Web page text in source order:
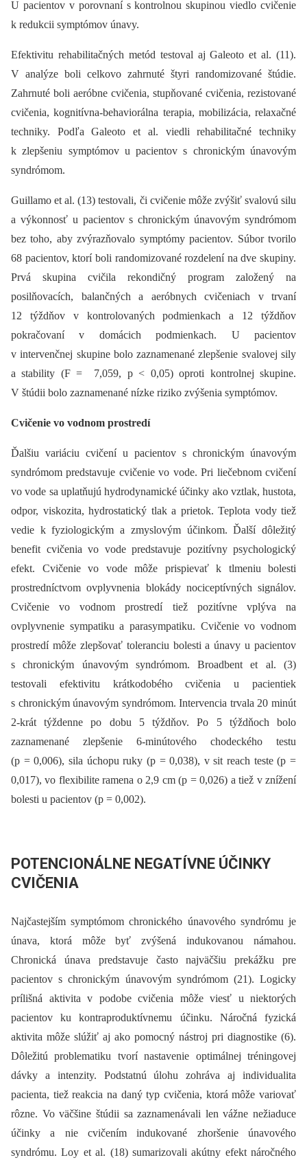
U pa­cientov v porovnaní s kontrolnou skupinou viedlo cvičenie
k redukcii symptómov únavy.
Efektivitu rehabilitačných metód testoval aj Galeoto et al. (11).
V analýze boli celkovo zahrnuté štyri randomizované štúdie.
Zahrnuté boli aeróbne cvičenia, stupňované cvičenia, rezistované
cvičenia, kognitívna-behaviorálna terapia, mobilizácia, relaxačné
techniky. Podľa Galeoto et al. viedli rehabilitačné techniky
k zlepšeniu symptómov u pacientov s chronickým únavovým
syndrómom.
Guillamo et al. (13) testovali, či cvičenie môže zvýšiť svalovú silu
a výkonnosť u pacientov s chronickým únavovým syndrómom
bez toho, aby zvýrazňovalo symptómy pacientov. Súbor tvorilo
68 pacientov, ktorí boli randomizované rozdelení na dve skupiny.
Prvá skupina cvičila rekondičný program založený na
posilňovacích, balančných a aeróbnych cvičeniach v trvaní
12 týždňov v kontrolovaných podmienkach a 12 týždňov
pokračovaní v domácich podmienkach. U pacientov
v intervenčnej skupine bolo zaznamenané zlepšenie svalovej sily
a stability (F = 7,059, p < 0,05) oproti kontrolnej skupine.
V štúdii bolo zaznamenané nízke riziko zvýšenia symptómov.
Cvičenie vo vodnom prostredí
Ďalšiu variáciu cvičení u pacientov s chronickým únavovým
syndrómom predstavuje cvičenie vo vode. Pri liečebnom cvičení
vo vode sa uplatňujú hydrodynamické účinky ako vztlak, hustota,
odpor, viskozita, hydrostatický tlak a prietok. Teplota vody tiež
vedie k fyziologickým a zmyslovým účinkom. Ďalší dôležitý
benefit cvičenia vo vode predstavuje pozitívny psychologický
efekt. Cvičenie vo vode môže prispievať k tlmeniu bolesti
prostredníctvom ovplyvnenia blokády nociceptívných signálov.
Cvičenie vo vodnom prostredí tiež pozitívne vplýva na
ovplyvnenie sympatiku a parasympatiku. Cvičenie vo vodnom
prostredí môže zlepšovať toleranciu bolesti a únavy u pacientov
s chronickým únavovým syndrómom. Broadbent et al. (3)
testovali efektivitu krátkodobého cvičenia u pacientiek
s chronickým únavovým syndrómom. Intervencia trvala 20 minút
2-krát týždenne po dobu 5 týždňov. Po 5 týždňoch bolo
zaznamenané zlepšenie 6-minútového chodeckého testu
(p = 0,006), sila úchopu ruky (p = 0,038), v sit reach teste (p =
0,017), vo flexibilite ramena o 2,9 cm (p = 0,026) a tiež v znížení
bolesti u pacientov (p = 0,002).
POTENCIONÁLNE NEGATÍVNE ÚČINKY
CVIČENIA
Najčastejším symptómom chronického únavového syndrómu je
únava, ktorá môže byť zvýšená indukovanou námahou.
Chronická únava predstavuje často najväčšiu prekážku pre
pacientov s chronickým únavovým syndrómom (21). Logicky
prílišná aktivita v podobe cvičenia môže viesť u niektorých
pacientov ku kontraproduktívnemu účinku. Náročná fyzická
aktivita môže slúžiť aj ako pomocný nástroj pri diagnostike (6).
Dôležitú problematiku tvorí nastavenie optimálnej tréningovej
dávky a intenzity. Podstatnú úlohu zohráva aj individua­lita
pacienta, tiež reakcia na daný typ cvičenia, ktorá môže variovať
rôzne. Vo väčšine štúdii sa zaznamenávali len vážne nežiaduce
účinky a nie cvičením indukované zhoršenie únavového
syndrómu. Loy et al. (18) sumarizovali akútny efekt náročného